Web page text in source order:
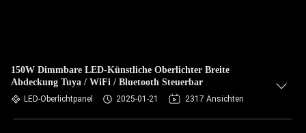
150W Dimmbare LED-Künstliche Oberlichter Breite
Abdeckung Tuya / WiFi / Bluetooth Steuerbar
LED-Oberlichtpanel 2025-01-21 2317 Ansichten